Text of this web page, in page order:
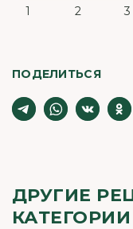
1 2 3
ПОДЕЛИТЬСЯ
ДРУГИЕ
КАТЕГОРИИ